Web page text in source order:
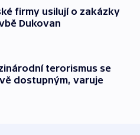
firmy usilují o zakázky
Dukovan
terorismus se
dostupným, varuje